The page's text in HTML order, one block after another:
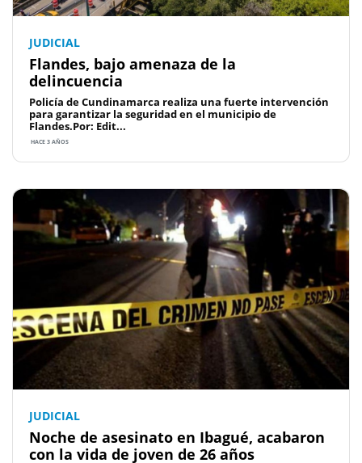
JUDICIAL
Flandes, bajo amenaza de la
delincuencia
Policía de Cundinamarca realiza una fuerte intervención
para garantizar la seguridad en el municipio de
Flandes.Por: Edit...
HACE 3 AÑOS
JUDICIAL
Noche de asesinato en Ibagué, acabaron
con la vida de joven de 26 años